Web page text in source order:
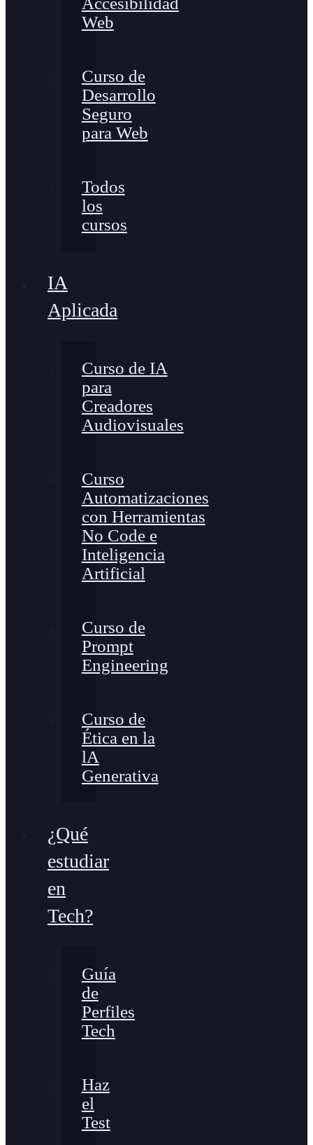
Web
Curso de
Desarrollo
Seguro
para Web
Todos
los
cursos
IA
Aplicada
Curso de IA
para
Creadores
Audiovisuales
Curso
Automatizaciones
con Herramientas
No Code e
Inteligencia
Artificial
Curso de
Prompt
Engineering
Curso de
Ética en la
lA
Generativa
¿Qué
estudiar
en
Tech?
Guía
de
Perfiles
Tech
Haz
el
Test